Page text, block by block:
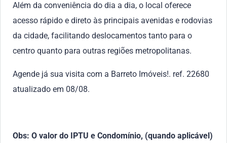
Além da conveniência do dia a dia, o local oferece
acesso rápido e direto às principais avenidas e rodovias
da cidade, facilitando deslocamentos tanto para o
centro quanto para outras regiões metropolitanas.
Agende já sua visita com a Barreto Imóveis!. ref. 22680
atualizado em 08/08.
Obs: O valor do IPTU e Condomínio, (quando aplicável)